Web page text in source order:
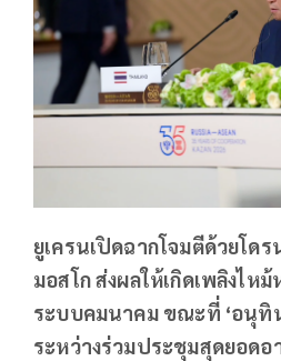
ยูเครนเปิดฉากโจมตีด้วยโด
มอสโก ส่งผลให้เกิดเพลิงไห
ระบบคมนาคม ขณะที่ ‘อนุทิ
ระหว่างร่วมประชุมสุดยอดอ